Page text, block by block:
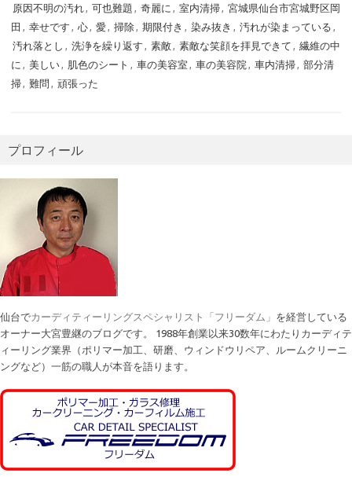
原因不明の汚れ, 可也難題 , 奇麗に , 室内清掃, 宮城県仙台市宮城野区岡
田 , 幸せです , 心, 愛, 掃除, 期限付き , 染み抜き , 汚れが染まっている ,
汚れ落とし , 洗浄を繰り返す , 素敵, 素敵な笑顔を拝見できて , 繊維の中
に , 美しい, 肌色のシート , 車の美容室 , 車の美容院 , 車内清掃, 部分清
掃, 難問 , 頑張った
プロフィール
仙台でカーディティーリングスペシャリスト「フリーダム」 を経営している
オーナー大宮豊継のブログです。 1988年創業以来30数年にわたりカーディテ
ィーリング業界（ポリマー加工、研磨、ウィンドウリペア、ルームクリーニ
ングなど）一筋の職人が本音を語ります。